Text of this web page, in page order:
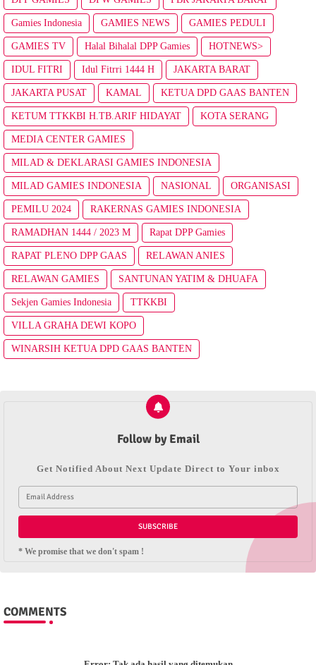
Gamies Indonesia GAMIES NEWS GAMIES PEDULI
GAMIES TV Halal Bihalal DPP Gamies HOTNEWS>
IDUL FITRI Idul Fitrri 1444 H JAKARTA BARAT
JAKARTA PUSAT KAMAL KETUA DPD GAAS BANTEN
KETUM TTKKBI H.TB.ARIF HIDAYAT KOTA SERANG
MEDIA CENTER GAMIES
MILAD & DEKLARASI GAMIES INDONESIA
MILAD GAMIES INDONESIA NASIONAL ORGANISASI
PEMILU 2024 RAKERNAS GAMIES INDONESIA
RAMADHAN 1444 / 2023 M Rapat DPP Gamies
RAPAT PLENO DPP GAAS RELAWAN ANIES
RELAWAN GAMIES SANTUNAN YATIM & DHUAFA
Sekjen Gamies Indonesia TTKKBI
VILLA GRAHA DEWI KOPO
WINARSIH KETUA DPD GAAS BANTEN
Follow by Email
Get Notified About Next Update Direct to Your inbox
* We promise that we don't spam !
COMMENTS